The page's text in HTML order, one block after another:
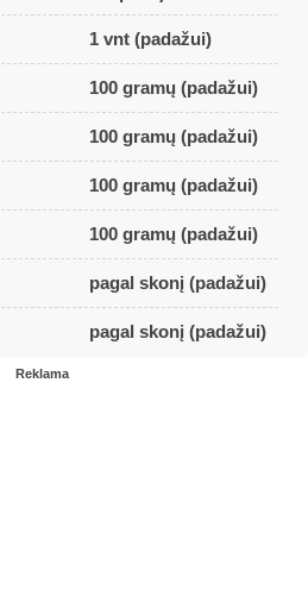
1 vnt (padažui)
100 gramų (padažui)
100 gramų (padažui)
100 gramų (padažui)
100 gramų (padažui)
pagal skonį (padažui)
pagal skonį (padažui)
Reklama